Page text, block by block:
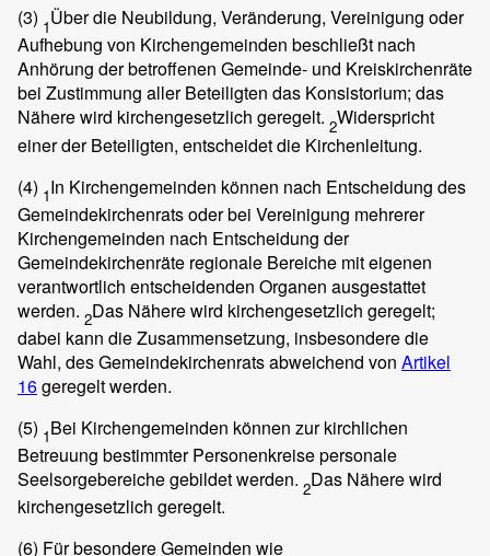
(3) 1Über die Neubildung, Veränderung, Vereinigung oder
Aufhebung von Kirchengemeinden beschließt nach
Anhörung der betroffenen Gemeinde- und Kreiskirchenräte
bei Zustimmung aller Beteiligten das Konsistorium; das
Nähere wird kirchengesetzlich geregelt. 2Widerspricht
einer der Beteiligten, entscheidet die Kirchenleitung.
(4) 1In Kirchengemeinden können nach Entscheidung des
Gemeindekirchenrats oder bei Vereinigung mehrerer
Kirchengemeinden nach Entscheidung der
Gemeindekirchenräte regionale Bereiche mit eigenen
verantwortlich entscheidenden Organen ausgestattet
werden. 2Das Nähere wird kirchengesetzlich geregelt;
dabei kann die Zusammensetzung, insbesondere die
Wahl, des Gemeindekirchenrats abweichend von Artikel
16geregelt werden.
(5) 1Bei Kirchengemeinden können zur kirchlichen
Betreuung bestimmter Personenkreise personale
Seelsorgebereiche gebildet werden. 2Das Nähere wird
kirchengesetzlich geregelt.
(6) Für besondere Gemeinden wie